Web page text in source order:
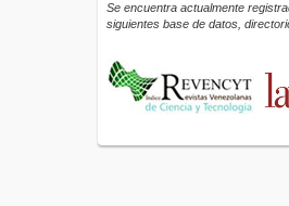
Se encuentra actualmente
siguientes base de datos,